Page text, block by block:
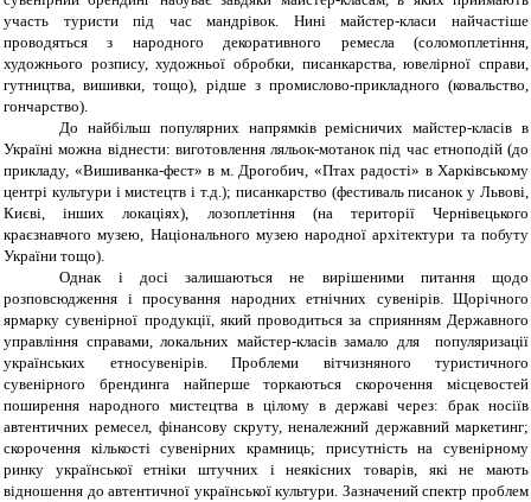
участь туристи під час мандрівок. Нині майстер-класи найчастіше
проводяться з народного декоративного ремесла (соломоплетіння,
художнього розпису, художньої обробки, писанкарства, ювелірної справи,
гутництва, вишивки, тощо), рідше з промислово-прикладного (ковальство,
гончарство).
До найбільш популярних напрямків ремісничих майстер-класів в
Україні можна віднести: виготовлення ляльок-мотанок під час етноподій (до
прикладу, «Вишиванка-фест» в м. Дрогобич, «Птах радості» в Харківському
центрі культури і мистецтв і т.д.); писанкарство (фестиваль писанок у Львові,
Києві, інших локаціях), лозоплетіння (на території Чернівецького
краєзнавчого музею, Національного музею народної архітектури та побуту
України тощо).
Однак і досі залишаються не вирішеними питання щодо
розповсюдження і просування народних етнічних сувенірів. Щорічного
ярмарку сувенірної продукції, який проводиться за сприянням Державного
управління справами, локальних майстер-класів замало для популяризації
українських етносувенірів. Проблеми вітчизняного туристичного
сувенірного брендинга найперше торкаються скорочення місцевостей
поширення народного мистецтва в цілому в державі через: брак носіїв
автентичних ремесел, фінансову скруту, неналежний державний маркетинг;
скорочення кількості сувенірних крамниць; присутність на сувенірному
ринку української етніки штучних і неякісних товарів, які не мають
відношення до автентичної української культури. Зазначений спектр проблем